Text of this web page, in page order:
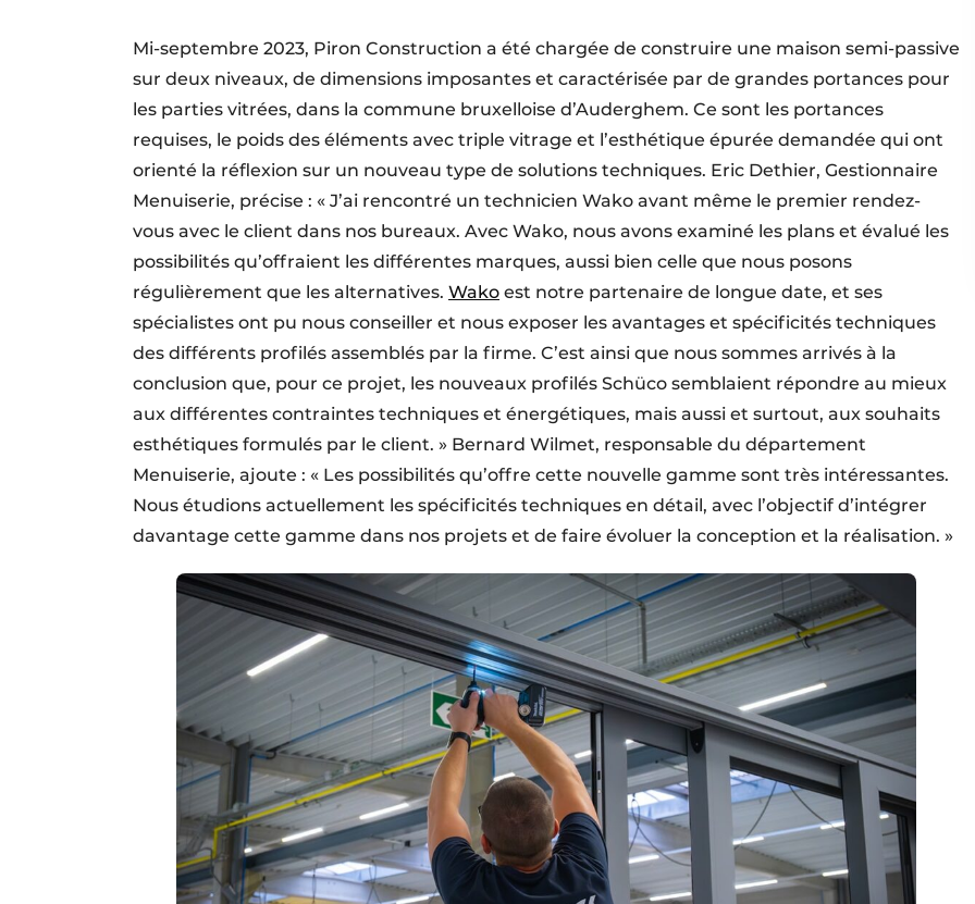
Mi-septembre 2023, Piron Construction a été chargée de construire une maison semi-passive
sur deux niveaux, de dimensions imposantes et caractérisée par de grandes portances pour
les parties vitrées, dans la commune bruxelloise d’Auderghem. Ce sont les portances
requises, le poids des éléments avec triple vitrage et l’esthétique épurée demandée qui ont
orienté la réflexion sur un nouveau type de solutions techniques. Eric Dethier, Gestionnaire
Menuiserie, précise : « J’ai rencontré un technicien Wako avant même le premier rendez-
vous avec le client dans nos bureaux. Avec Wako, nous avons examiné les plans et évalué les
possibilités qu’offraient les différentes marques, aussi bien celle que nous posons
régulièrement que les alternatives. Wako est notre partenaire de longue date, et ses
spécialistes ont pu nous conseiller et nous exposer les avantages et spécificités techniques
des différents profilés assemblés par la firme. C’est ainsi que nous sommes arrivés à la
conclusion que, pour ce projet, les nouveaux profilés Schüco semblaient répondre au mieux
aux différentes contraintes techniques et énergétiques, mais aussi et surtout, aux souhaits
esthétiques formulés par le client. » Bernard Wilmet, responsable du département
Menuiserie, ajoute : « Les possibilités qu’offre cette nouvelle gamme sont très intéressantes.
Nous étudions actuellement les spécificités techniques en détail, avec l’objectif d’intégrer
davantage cette gamme dans nos projets et de faire évoluer la conception et la ­réalisation. »